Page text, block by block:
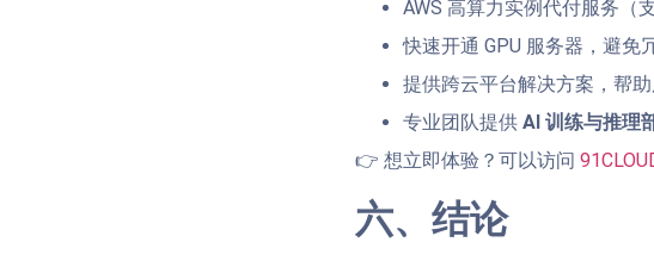
AWS 高算力实例代付服务（
快速开通 GPU 服务器，避免
提供跨云平台解决方案，帮
专业团队提供 AI 训练与推理
👉 想立即体验？可以访问
六、结论